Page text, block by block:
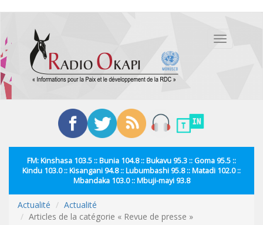
contenu
principal
Toggle
FM: Kinshasa 103.5 :: Bunia 104.8 :: Bukavu 95.3 :: Goma 95.5 ::
Kindu 103.0 :: Kisangani 94.8 :: Lubumbashi 95.8 :: Matadi 102.0 ::
Mbandaka 103.0 :: Mbuji-mayi 93.8
Actualité
Actualité
Articles de la catégorie « Revue de presse »